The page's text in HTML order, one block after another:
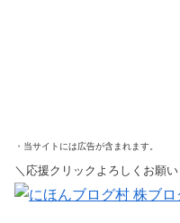
・当サイトには広告が含まれます。
＼応援クリックよろしくお願